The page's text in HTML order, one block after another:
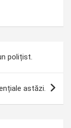
polițist.
astăzi.